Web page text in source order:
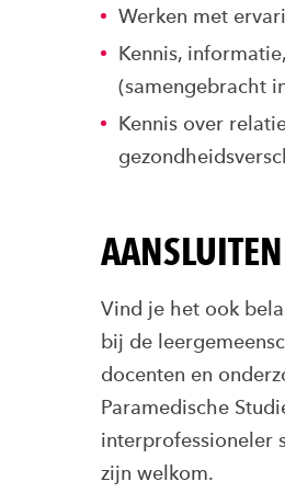
Werken met
Kennis,
(samengebracht
Kennis over
Vind je het ook
bij de
docenten en
Paramedische
interprofessioneler
zijn welkom.